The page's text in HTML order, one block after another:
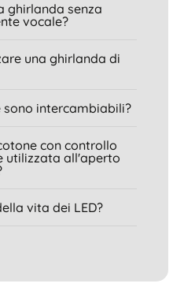
ghirlanda senza
vocale?
una ghirlanda di
sono intercambiabili?
con controllo
utilizzata all'aperto
vita dei LED?